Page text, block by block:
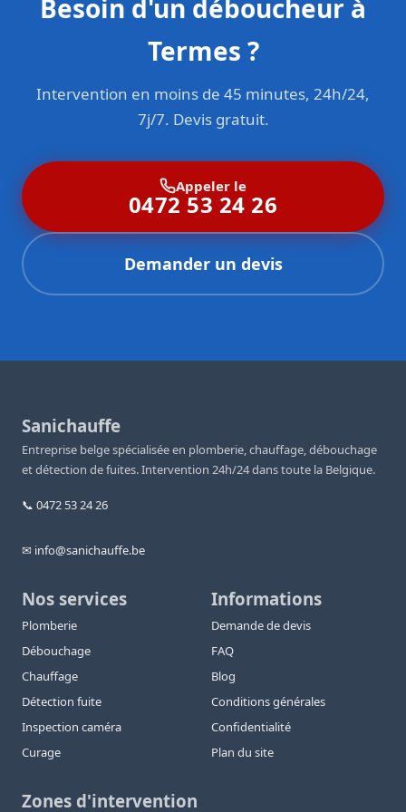
Besoin d'un déboucheur à
Termes ?
Intervention en moins de 45 minutes, 24h/24,
7j/7. Devis gratuit.
Appeler le
0472 53 24 26
Demander un devis
Sanichauffe
Entreprise belge spécialisée en plomberie, chauffage, débouchage
et détection de fuites. Intervention 24h/24 dans toute la Belgique.
📞 0472 53 24 26
✉ info@sanichauffe.be
Nos services
Plomberie
Débouchage
Chauffage
Détection fuite
Inspection caméra
Curage
Informations
Demande de devis
FAQ
Blog
Conditions générales
Confidentialité
Plan du site
Zones d'intervention